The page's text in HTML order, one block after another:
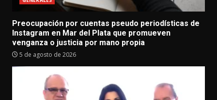
Preocupación por cuentas pseudo periodísticas de
Instagram en Mar del Plata que promueven
venganza o justicia por mano propia
5 de agosto de 2026